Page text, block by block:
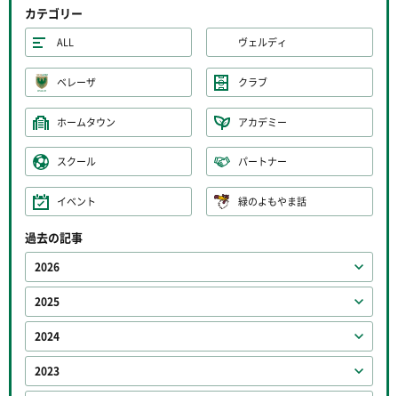
カテゴリー
ALL ヴェルディ
ベレーザ クラブ
ホームタウン アカデミー
スクール パートナー
イベント 緑のよもやま話
過去の記事
2026
2025
2024
2023